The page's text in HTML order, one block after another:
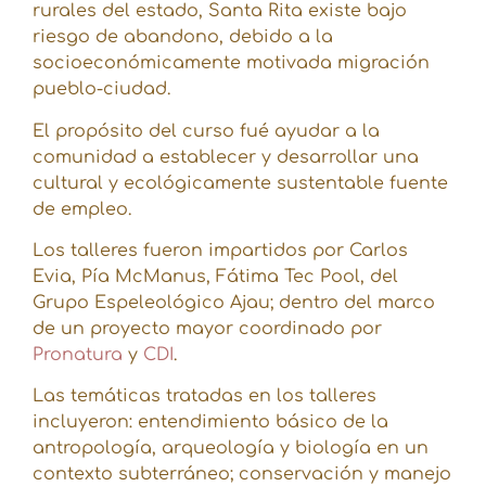
rurales del estado, Santa Rita existe bajo
riesgo de abandono, debido a la
socioeconómicamente motivada migración
pueblo-ciudad.
El propósito del curso fué ayudar a la
comunidad a establecer y desarrollar una
cultural y ecológicamente sustentable fuente
de empleo.
Los talleres fueron impartidos por Carlos
Evia, Pía McManus, Fátima Tec Pool, del
Grupo Espeleológico Ajau; dentro del marco
de un proyecto mayor coordinado por
Pronatura y CDI .
Las temáticas tratadas en los talleres
incluyeron: entendimiento básico de la
antropología, arqueología y biología en un
contexto subterráneo; conservación y manejo